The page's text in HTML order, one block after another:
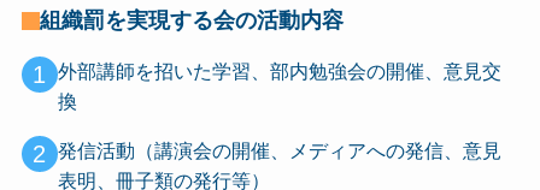
組織罰を実現する会の活動内容
1
外部講師を招いた学習、部内勉強会の開催、意見交
換
2
発信活動（講演会の開催、メディアへの発信、意見
表明、冊子類の発行等）